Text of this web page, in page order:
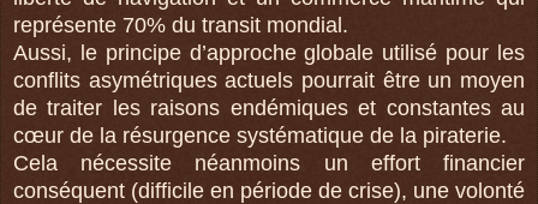
représente 70% du transit mondial.
Aussi, le principe d’approche globale utilisé pour les
conflits asymétriques actuels pourrait être un moyen
de traiter les raisons endémiques et constantes au
cœur de la résurgence systématique de la piraterie.
Cela nécessite néanmoins un effort financier
conséquent (difficile en période de crise), une volonté